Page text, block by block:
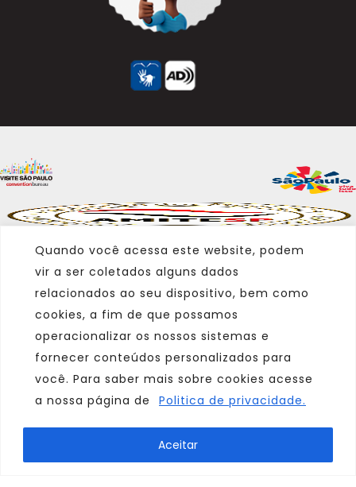
Quando você acessa este website, podem
vir a ser coletados alguns dados
relacionados ao seu dispositivo, bem como
cookies, a fim de que possamos
operacionalizar os nossos sistemas e
fornecer conteúdos personalizados para
você. Para saber mais sobre cookies acesse
a nossa página de
Politica de privacidade.
Aceitar
Parceiro